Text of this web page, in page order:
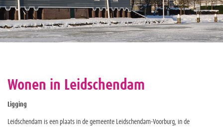
Wonen in Leidschendam
Ligging
Leidschendam is een plaats in de gemeente Leidschendam-Voorburg, in de